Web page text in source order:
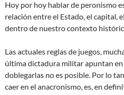
Hoy por hoy hablar de peronismo
relación entre el Estado, el capital,
dentro de nuestro contexto
Las actuales reglas de juegos,
última dictadura militar apuntan
doblegarlas no es posible. Por lo
caer en el anacronismo, es, en